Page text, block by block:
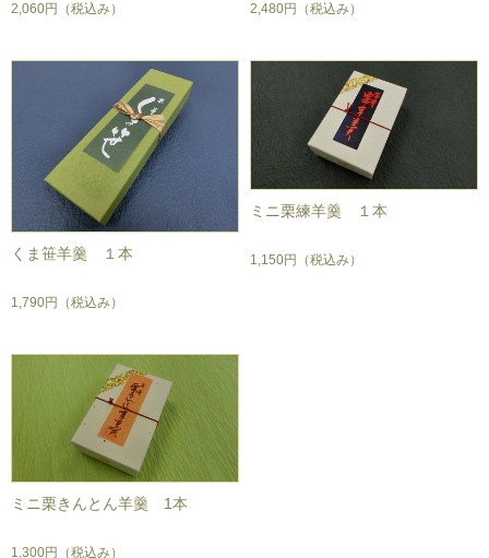
2,060円 （税込み） 2,480円 （税込み）
くま笹羊羹 １本
1,790円 （税込み）
ミニ栗練羊羹 １本
1,150円 （税込み）
ミニ栗きんとん羊羹 1本
1,300円 （税込み）